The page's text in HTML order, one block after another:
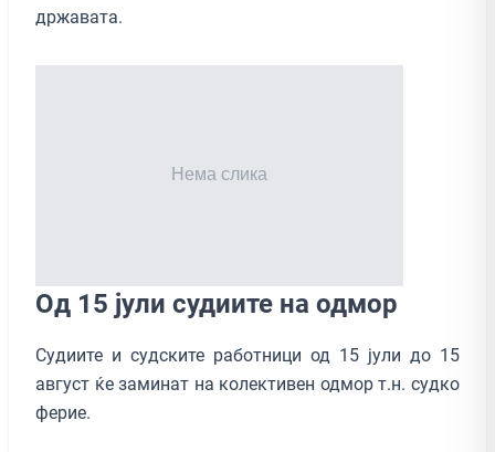
државата.
Од 15 јули судиите на одмор
Судиите и судските работници од 15 јули до 15
август ќе заминат на колективен одмор т.н. судко
ферие.